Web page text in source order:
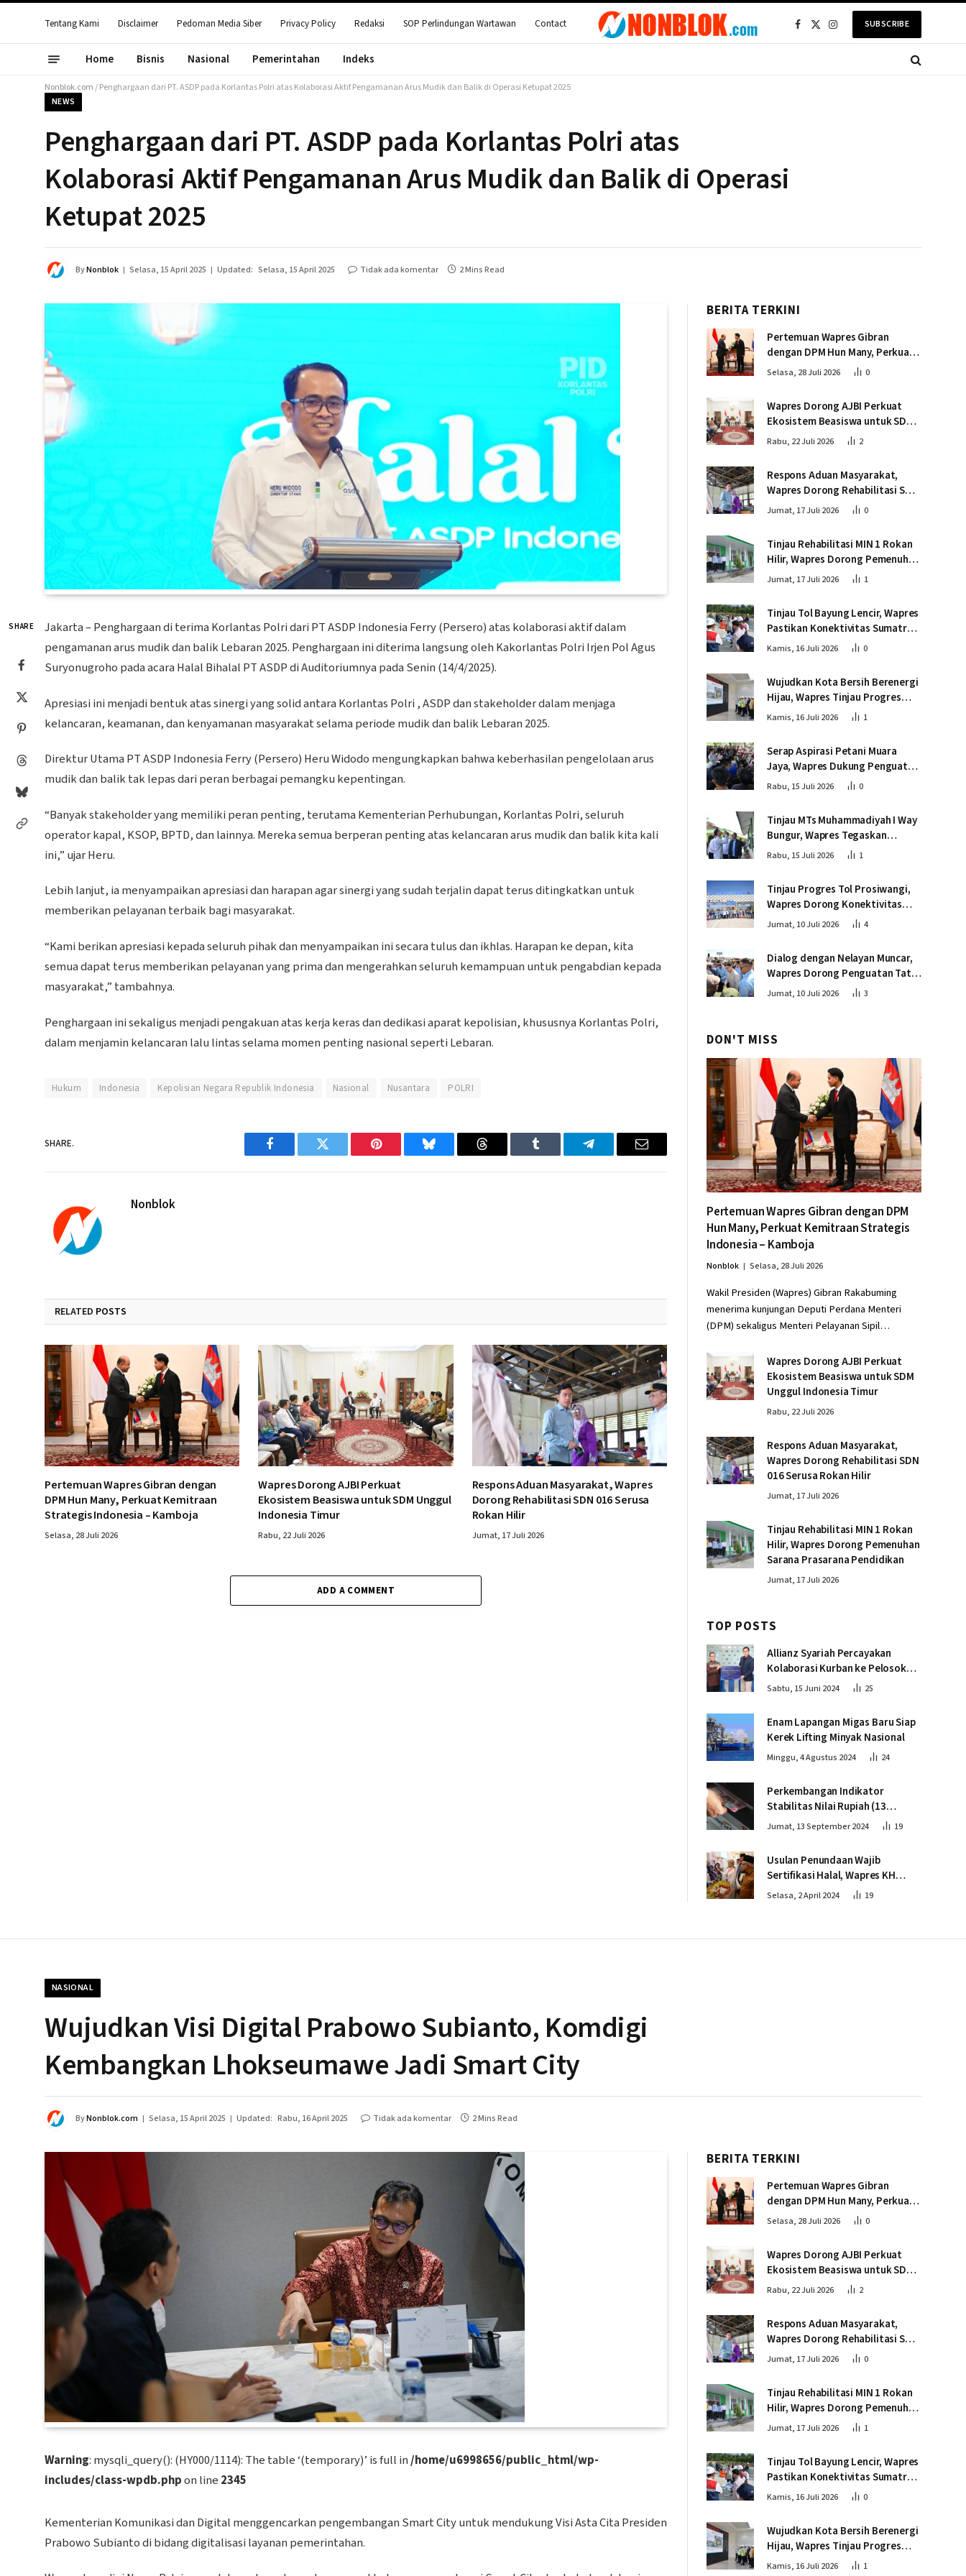
Tentang Kami Disclaimer Pedoman Media Siber Privacy Policy Redaksi SOP Perlindungan Wartawan Contact Facebook
X
InstagramSUBSCRIBE
Home Bisnis Nasional Pemerintahan Indeks
Nonblok.com/Penghargaan dari PT. ASDP pada Korlantas Polri atas Kolaborasi Aktif Pengamanan Arus Mudik dan Balik di Operasi Ketupat 2025
NEWS
Penghargaan dari PT. ASDP pada Korlantas Polri atas
Kolaborasi Aktif Pengamanan Arus Mudik dan Balik di Operasi
Ketupat 2025
ByNonblok Selasa, 15 April 2025 Updated: Selasa, 15 April 2025 Tidak ada komentar 2 Mins Read
SHARE
Jakarta – Penghargaan di terima Korlantas Polri dari PT ASDP Indonesia Ferry (Persero) atas kolaborasi aktif dalam
pengamanan arus mudik dan balik Lebaran 2025. Penghargaan ini diterima langsung oleh Kakorlantas Polri Irjen Pol Agus
Suryonugroho pada acara Halal Bihalal PT ASDP di Auditoriumnya pada Senin (14/4/2025).
Apresiasi ini menjadi bentuk atas sinergi yang solid antara Korlantas Polri , ASDP dan stakeholder dalam menjaga
kelancaran, keamanan, dan kenyamanan masyarakat selama periode mudik dan balik Lebaran 2025.
Direktur Utama PT ASDP Indonesia Ferry (Persero) Heru Widodo mengungkapkan bahwa keberhasilan pengelolaan arus
mudik dan balik tak lepas dari peran berbagai pemangku kepentingan.
“Banyak stakeholder yang memiliki peran penting, terutama Kementerian Perhubungan, Korlantas Polri, seluruh
operator kapal, KSOP, BPTD, dan lainnya. Mereka semua berperan penting atas kelancaran arus mudik dan balik kita kali
ini,” ujar Heru.
Lebih lanjut, ia menyampaikan apresiasi dan harapan agar sinergi yang sudah terjalin dapat terus ditingkatkan untuk
memberikan pelayanan terbaik bagi masyarakat.
“Kami berikan apresiasi kepada seluruh pihak dan menyampaikan ini secara tulus dan ikhlas. Harapan ke depan, kita
semua dapat terus memberikan pelayanan yang prima dan mengerahkan seluruh kemampuan untuk pengabdian kepada
masyarakat,” tambahnya.
Penghargaan ini sekaligus menjadi pengakuan atas kerja keras dan dedikasi aparat kepolisian, khususnya Korlantas Polri,
dalam menjamin kelancaran lalu lintas selama momen penting nasional seperti Lebaran.
Hukum Indonesia Kepolisian Negara Republik Indonesia Nasional Nusantara POLRI
SHARE.
Facebook Twitter Pinterest Bluesky Threads Tumblr Telegram Email
Nonblok
RELATED POSTS
Pertemuan Wapres Gibran dengan
DPM Hun Many, Perkuat Kemitraan
Strategis Indonesia – Kamboja
Selasa, 28 Juli 2026
Wapres Dorong AJBI Perkuat
Ekosistem Beasiswa untuk SDM Unggul
Indonesia Timur
Rabu, 22 Juli 2026
Respons Aduan Masyarakat, Wapres
Dorong Rehabilitasi SDN 016 Serusa
Rokan Hilir
Jumat, 17 Juli 2026
ADD A COMMENT
BERITA TERKINI
Pertemuan Wapres Gibran
dengan DPM Hun Many, Perkuat
Kemitraan Strategis Indonesia –
Selasa, 28 Juli 2026 0
Wapres Dorong AJBI Perkuat
Ekosistem Beasiswa untuk SDM
Unggul Indonesia Timur
Rabu, 22 Juli 2026 2
Respons Aduan Masyarakat,
Wapres Dorong Rehabilitasi SDN
016 Serusa Rokan Hilir
Jumat, 17 Juli 2026 0
Tinjau Rehabilitasi MIN 1 Rokan
Hilir, Wapres Dorong Pemenuhan
Sarana Prasarana Pendidikan
Jumat, 17 Juli 2026 1
Tinjau Tol Bayung Lencir, Wapres
Pastikan Konektivitas Sumatra
Berjalan Optimal
Kamis, 16 Juli 2026 0
Wujudkan Kota Bersih Berenergi
Hijau, Wapres Tinjau Progres
Pembangunan PSEL di
Kamis, 16 Juli 2026 1
Serap Aspirasi Petani Muara
Jaya, Wapres Dukung Penguatan
Ekosistem Singkong untuk
Rabu, 15 Juli 2026 0
Tinjau MTs Muhammadiyah I Way
Bungur, Wapres Tegaskan
Pembangunan SDM Harus
Rabu, 15 Juli 2026 1
Tinjau Progres Tol Prosiwangi,
Wapres Dorong Konektivitas
dan Pertumbuhan Ekonomi
Jumat, 10 Juli 2026 4
Dialog dengan Nelayan Muncar,
Wapres Dorong Penguatan Tata
Kelola dan Produktivitas Sektor
Jumat, 10 Juli 2026 3
DON'T MISS
Pertemuan Wapres Gibran dengan DPM
Hun Many, Perkuat Kemitraan Strategis
Indonesia – Kamboja
Nonblok Selasa, 28 Juli 2026
Wakil Presiden (Wapres) Gibran Rakabuming
menerima kunjungan Deputi Perdana Menteri
(DPM) sekaligus Menteri Pelayanan Sipil…
Wapres Dorong AJBI Perkuat
Ekosistem Beasiswa untuk SDM
Unggul Indonesia Timur
Rabu, 22 Juli 2026
Respons Aduan Masyarakat,
Wapres Dorong Rehabilitasi SDN
016 Serusa Rokan Hilir
Jumat, 17 Juli 2026
Tinjau Rehabilitasi MIN 1 Rokan
Hilir, Wapres Dorong Pemenuhan
Sarana Prasarana Pendidikan
Jumat, 17 Juli 2026
TOP POSTS
Allianz Syariah Percayakan
Kolaborasi Kurban ke Pelosok
Negeri bersama Dompet Dhuafa
Sabtu, 15 Juni 2024 25
Enam Lapangan Migas Baru Siap
Kerek Lifting Minyak Nasional
Minggu, 4 Agustus 2024 24
Perkembangan Indikator
Stabilitas Nilai Rupiah (13
September 2024)
Jumat, 13 September 2024 19
Usulan Penundaan Wajib
Sertifikasi Halal, Wapres KH
Ma’ruf Amin: Proses Tetap
Selasa, 2 April 2024 19
NASIONAL
Wujudkan Visi Digital Prabowo Subianto, Komdigi
Kembangkan Lhokseumawe Jadi Smart City
ByNonblok.com Selasa, 15 April 2025 Updated: Rabu, 16 April 2025 Tidak ada komentar 2 Mins Read
Warning: mysqli_query(): (HY000/1114): The table ‘(temporary)’ is full in/home/u6998656/public_html/wp-
includes/class-wpdb.phpon line 2345
Kementerian Komunikasi dan Digital menggencarkan pengembangan Smart City untuk mendukung Visi Asta Cita Presiden
Prabowo Subianto di bidang digitalisasi layanan pemerintahan.
BERITA TERKINI
Pertemuan Wapres Gibran
dengan DPM Hun Many, Perkuat
Kemitraan Strategis Indonesia –
Selasa, 28 Juli 2026 0
Wapres Dorong AJBI Perkuat
Ekosistem Beasiswa untuk SDM
Unggul Indonesia Timur
Rabu, 22 Juli 2026 2
Respons Aduan Masyarakat,
Wapres Dorong Rehabilitasi SDN
016 Serusa Rokan Hilir
Jumat, 17 Juli 2026 0
Tinjau Rehabilitasi MIN 1 Rokan
Hilir, Wapres Dorong Pemenuhan
Sarana Prasarana Pendidikan
Jumat, 17 Juli 2026 1
Tinjau Tol Bayung Lencir, Wapres
Pastikan Konektivitas Sumatra
Berjalan Optimal
Kamis, 16 Juli 2026 0
Wujudkan Kota Bersih Berenergi
Hijau, Wapres Tinjau Progres
Pembangunan PSEL di
Kamis, 16 Juli 2026 1